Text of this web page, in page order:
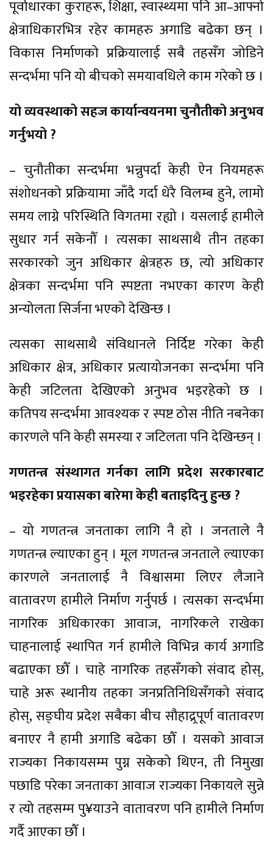
पूर्वाधारका कुराहरू, शिक्षा, स्वास्थ्यमा पनि आ–आफ्नो
क्षेत्राधिकारभित्र रहेर कामहरु अगाडि बढेका छन् ।
विकास निर्माणको प्रक्रियालाई सबै तहसँग जोडिने
सन्दर्भमा पनि यो बीचको समयावधिले काम गरेको छ ।
यो व्यवस्थाको सहज कार्यान्वयनमा चुनौतीको अनुभव
गर्नुभयो ?
– चुनौतीका सन्दर्भमा भन्नुपर्दा केही ऐन नियमहरू
संशोधनको प्रक्रियामा जाँदै गर्दा धेरै विलम्ब हुने, लामो
समय लाग्ने परिस्थिति विगतमा रह्यो । यसलाई हामीले
सुधार गर्न सकेनौँ । त्यसका साथसाथै तीन तहका
सरकारको जुन अधिकार क्षेत्रहरु छ, त्यो अधिकार
क्षेत्रका सन्दर्भमा पनि स्पष्टता नभएका कारण केही
अन्योलता सिर्जना भएको देखिन्छ ।
त्यसका साथसाथै संविधानले निर्दिष्ट गरेका केही
अधिकार क्षेत्र, अधिकार प्रत्यायोजनका सन्दर्भमा पनि
केही जटिलता देखिएको अनुभव भइरहेको छ ।
कतिपय सन्दर्भमा आवश्यक र स्पष्ट ठोस नीति नबनेका
कारणले पनि केही समस्या र जटिलता पनि देखिन्छन् ।
गणतन्त्र संस्थागत गर्नका लागि प्रदेश सरकारबाट
भइरहेका प्रयासका बारेमा केही बताइदिनु हुन्छ ?
– यो गणतन्त्र जनताका लागि नै हो । जनताले नै
गणतन्त्र ल्याएका हुन् । मूल गणतन्त्र जनताले ल्याएका
कारणले जनतालाई नै विश्वासमा लिएर लैजाने
वातावरण हामीले निर्माण गर्नुपर्छ । त्यसका सन्दर्भमा
नागरिक अधिकारका आवाज, नागरिकले राखेका
चाहनालाई स्थापित गर्न हामीले विभिन्न कार्य अगाडि
बढाएका छौँ । चाहे नागरिक तहसँगको संवाद होस्,
चाहे अरू स्थानीय तहका जनप्रतिनिधिसँगको संवाद
होस्, सङ्घीय प्रदेश सबैका बीच सौहाद्र्रपूर्ण वातावरण
बनाएर नै हामी अगाडि बढेका छौँ । यसको आवाज
राज्यका निकायसम्म पुग्न सकेको थिएन, ती निमुखा
पछाडि परेका जनताका आवाज राज्यका निकायले सुन्ने
र त्यो तहसम्म पु¥याउने वातावरण पनि हामीले निर्माण
गर्दै आएका छौँ ।